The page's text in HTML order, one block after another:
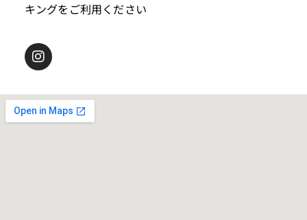
キングをご利用ください